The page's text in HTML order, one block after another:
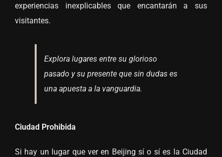
experiencias inexplicables que encantarán a sus
visitantes.
Explora lugares entre su glorioso
pasado y su presente que sin dudas es
una apuesta a la vanguardia.
Ciudad Prohibida
Si hay un lugar que ver en Beijing sí o sí es la Ciudad